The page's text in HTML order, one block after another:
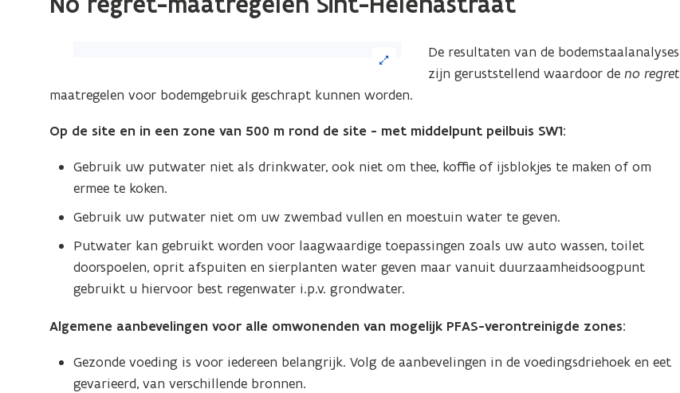
de
voor
een
vergrote
De resultaten van de bodemstaalanalyses
zijn geruststellend waardoor deno regret
maatregelen voor bodemgebruik geschrapt kunnen worden.
Op de site en in een zone van 500 m rond de site - met middelpunt peilbuis SW1:
Gebruik uw putwater niet als drinkwater, ook niet om thee, koffie of ijsblokjes te maken of om
ermee te koken.
Gebruik uw putwater niet om uw zwembad vullen en moestuin water te geven.
Putwater kan gebruikt worden voor laagwaardige toepassingen zoals uw auto wassen, toilet
doorspoelen, oprit afspuiten en sierplanten water geven maar vanuit duurzaamheidsoogpunt
gebruikt u hiervoor best regenwater i.p.v. grondwater.
Algemene aanbevelingen voor alle omwonenden van mogelijk PFAS-verontreinigde zones:
Gezonde voeding is voor iedereen belangrijk. Volg de aanbevelingen in de voedingsdriehoek en eet
gevarieerd, van verschillende bronnen.